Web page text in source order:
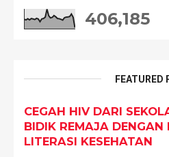
406,185
FEATURED
CEGAH HIV DARI
BIDIK REMAJA DENGAN
LITERASI KESEHATAN